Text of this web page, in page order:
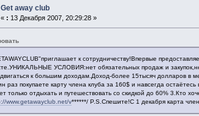
Get away club
« : 13 Декабря 2007, 20:29:28 »
к сотрудничеству!Впервые
УСЛОВИЯ:нет обязательных продаж и
к большим доходам.Доход-более 15тысяч долларов
раз покупаете карту члена клуба за 160$ и навсегда
только отдыхать и путешествовать со скидкой до 60% 3.Кто
www.getawayclub.net/v******/ P.S.Спешите!С 1 декабря карта